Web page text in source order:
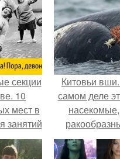
секции
10
мест в
занятий
Китовьи
самом деле